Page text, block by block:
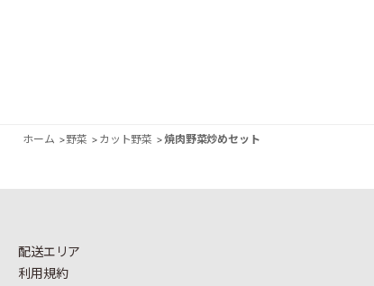
ホーム >野菜 > カット野菜 >焼肉野菜炒めセット
配送エリア
利用規約